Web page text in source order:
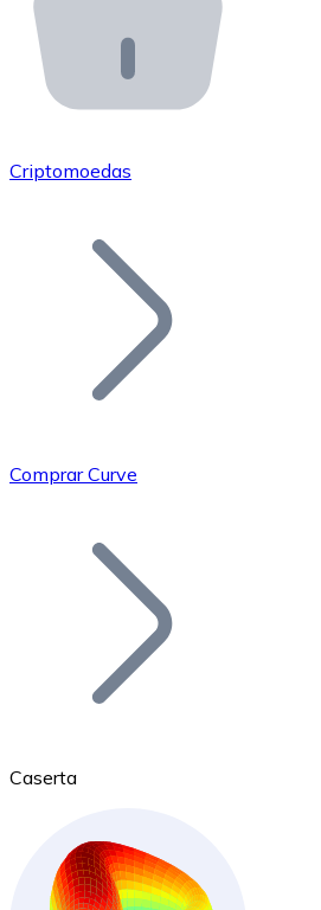
API Bitnovo
Integre nossa API no seu
Junte-se à nossa rede de
Adicione o token do seu
Bitcoin
Ethereum
Criptomoedas
Comprar Curve
Caserta